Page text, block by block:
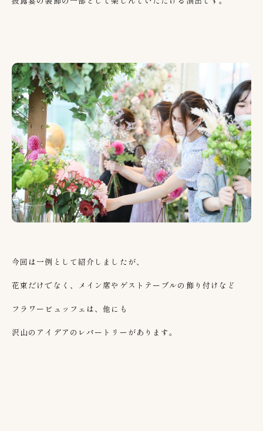
今回は一例として紹介しましたが、
花束だけでなく、メイン席やゲストテーブルの飾り付けなど
フラワービュッフェは、他にも
沢山のアイデアのレパートリーがあります。